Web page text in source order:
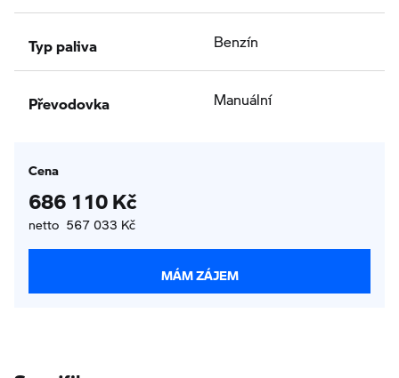
Typ paliva Benzín
Převodovka Manuální
Cena
686 110 Kč
netto 567 033 Kč
MÁM ZÁJEM